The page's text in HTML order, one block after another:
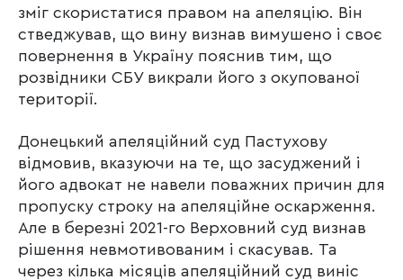
зміг скористатися правом на апеляцію. Він
стведжував, що вину визнав вимушено і своє
повернення в Україну пояснив тим, що
розвідники СБУ викрали його з окупованої
території.
Донецький апеляційний суд Пастухову
відмовив, вказуючи на те, що засуджений і
його адвокат не навели поважних причин для
пропуску строку на апеляційне оскарження.
Але в березні 2021-го Верховний суд визнав
рішення невмотивованим і скасував. Та
через кілька місяців апеляційний суд виніс